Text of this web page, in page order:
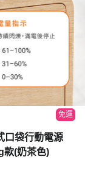
免運
口袋行動電源
(奶茶色)